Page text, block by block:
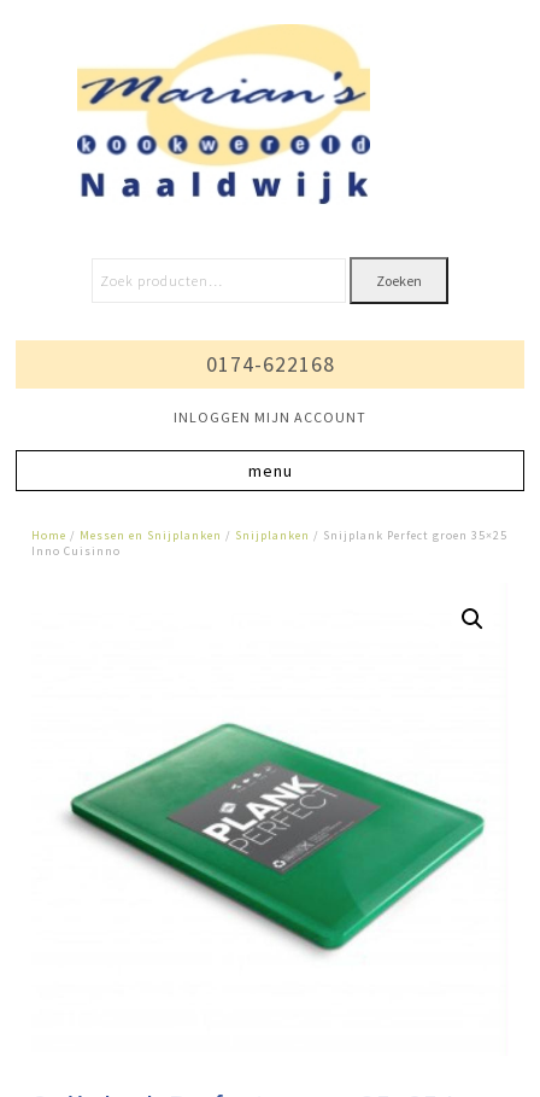
Zoeken
0174-622168
INLOGGEN MIJN ACCOUNT
Home / Messen en Snijplanken / Snijplanken / Snijplank Perfect groen 35×25
Inno Cuisinno